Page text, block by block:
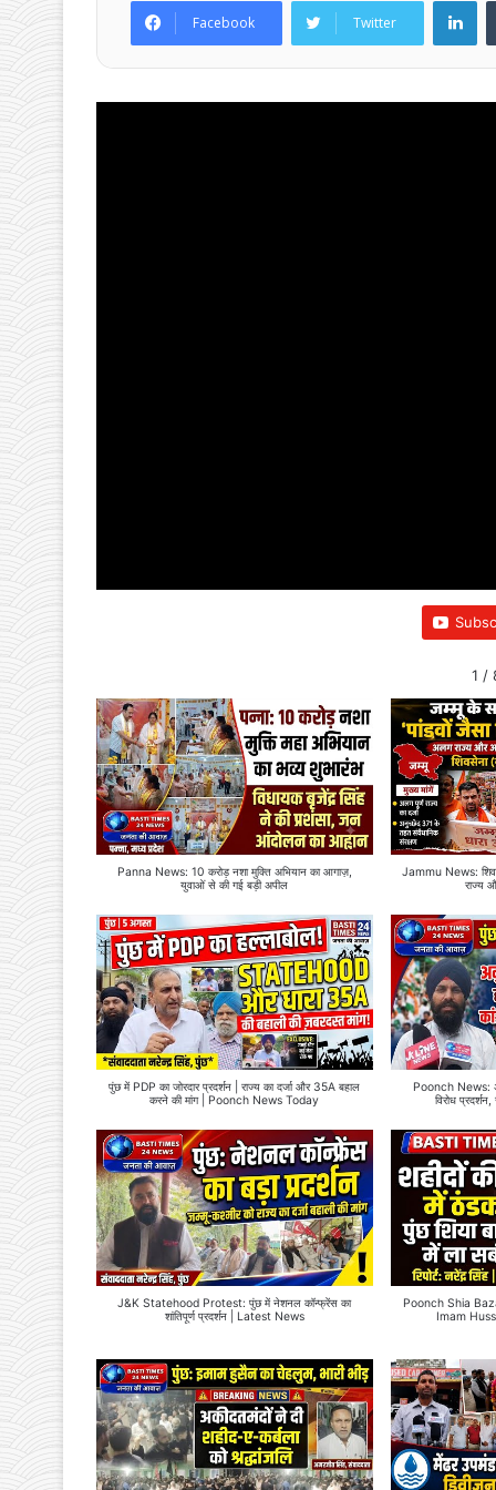
Facebook Twitter
1 /
Panna News: 10 करोड़ नशा मुक्ति अभियान का आगाज़,
युवाओं से की गई बड़ी अपील
Jammu News:
राज्य
पुंछ में PDP का जोरदार प्रदर्शन | राज्य का दर्जा और 35A बहाल
करने की मांग | Poonch News Today
Poonch News:
विरोध
J&K Statehood Protest: पुंछ में नेशनल कॉन्फ्रेंस का
शांतिपूर्ण प्रदर्शन | Latest News
Poonch Shia
Imam